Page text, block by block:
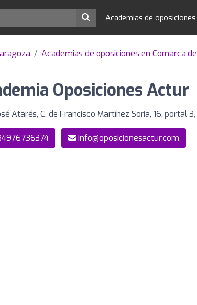
Academias de
Academias de oposiciones en Comarca
Oposiciones Actur
Atarés, C. de Francisco Martínez Soria, 16, portal
info@oposicionesactur.com